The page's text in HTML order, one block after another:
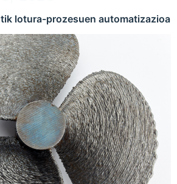
lotura-prozesuen automatizazioa